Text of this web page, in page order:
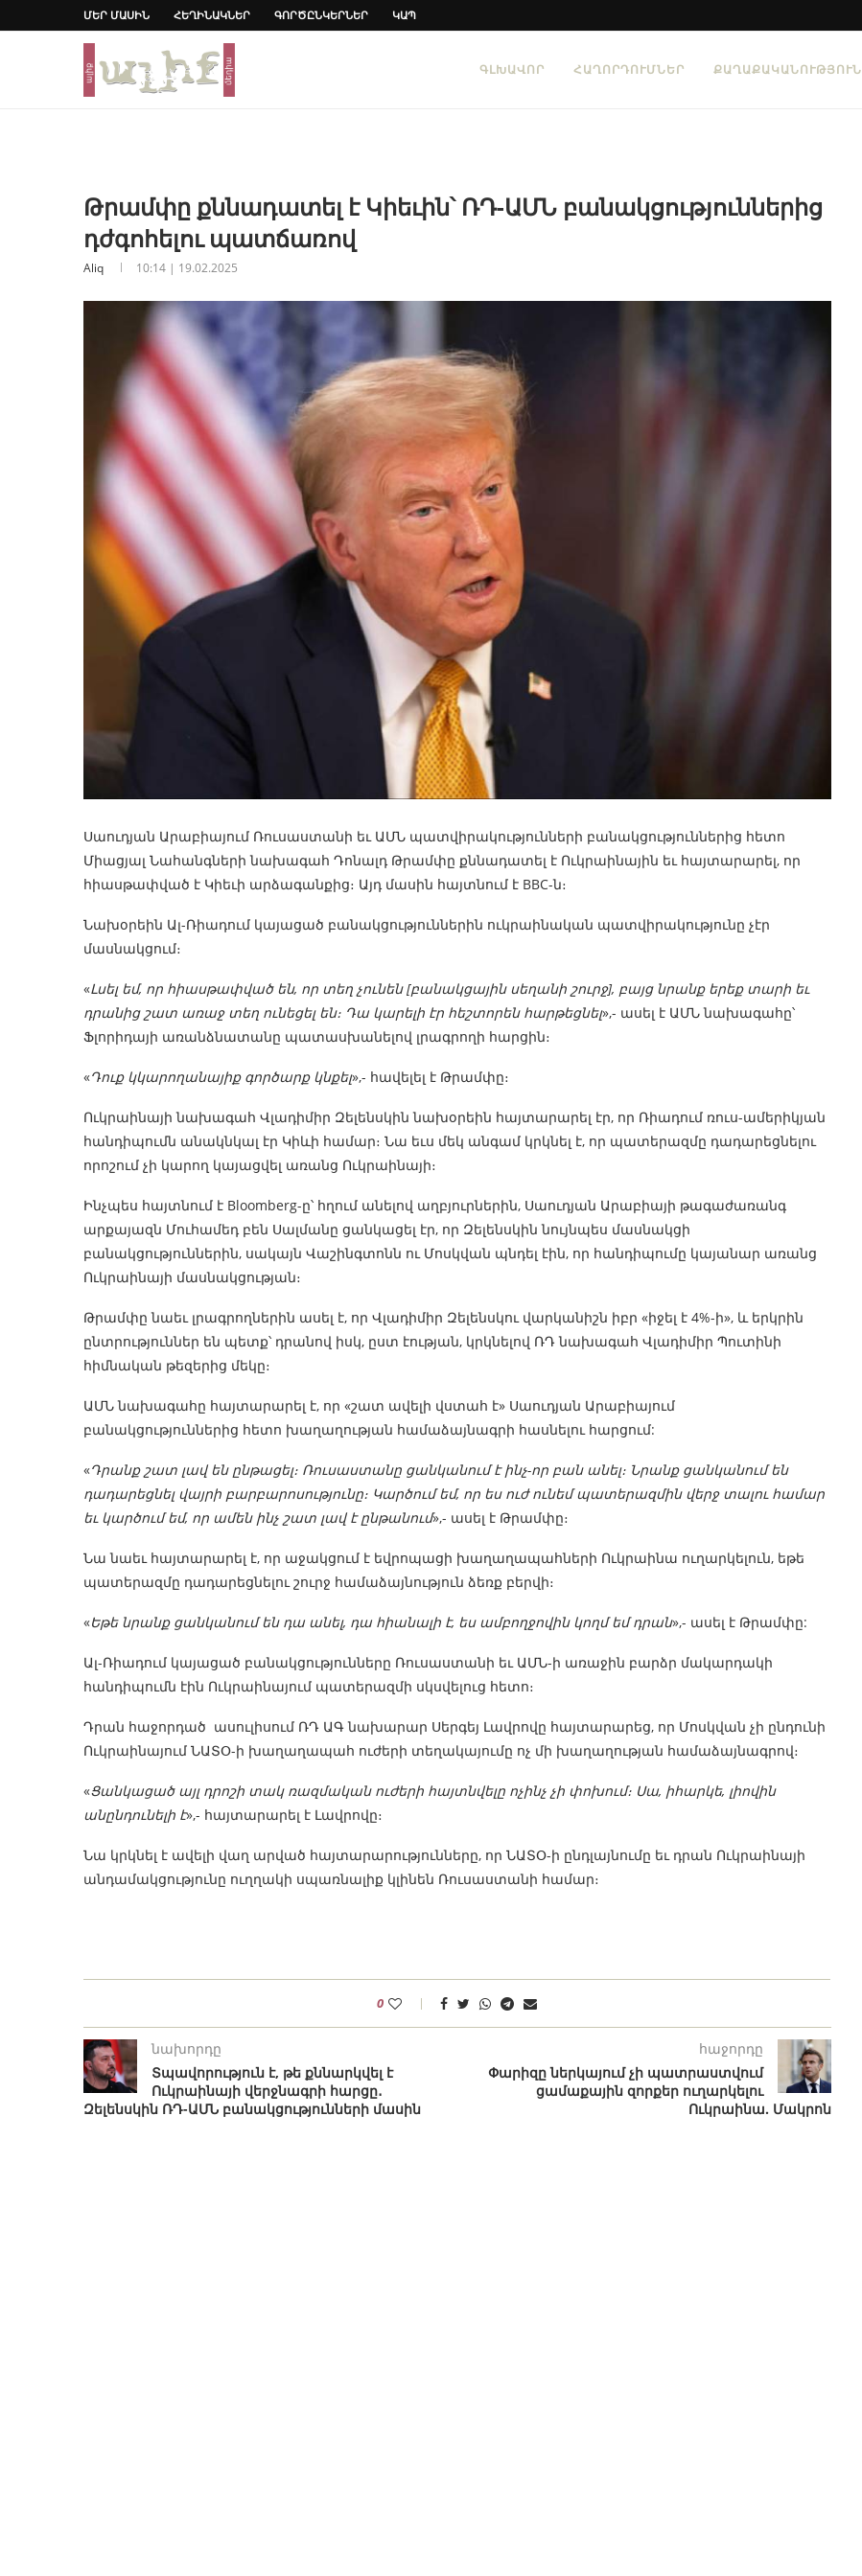
ՄԵՐ ՄԱՍԻՆ ՀԵՂԻՆԱԿՆԵՐ ԳՈՐԾԸՆԿԵՐՆԵՐ ԿԱՊ
ԳԼԽԱՎՈՐ ՀԱՂՈՐԴՈՒՄՆԵՐ ՔԱՂԱՔԱԿԱՆՈՒԹՅՈՒՆ
Թրամփը քննադատել է Կիեւին՝ ՌԴ-ԱՄՆ բանակցություններից
դժգոհելու պատճառով
Aliq 10:14 | 19.02.2025
Սաուդյան Արաբիայում Ռուսաստանի եւ ԱՄՆ պատվիրակությունների բանակցություններից հետո
Միացյալ Նահանգների նախագահ Դոնալդ Թրամփը քննադատել է Ուկրաինային եւ հայտարարել, որ
հիասթափված է Կիեւի արձագանքից։ Այդ մասին հայտնում է BBC-ն։
Նախօրեին Ալ-Ռիադում կայացած բանակցություններին ուկրաինական պատվիրակությունը չէր
մասնակցում։
«Լսել եմ, որ հիասթափված են, որ տեղ չունեն [բանակցային սեղանի շուրջ], բայց նրանք երեք տարի եւ
դրանից շատ առաջ տեղ ունեցել են։ Դա կարելի էր հեշտորեն հարթեցնել»,- ասել է ԱՄՆ նախագահը՝
Ֆլորիդայի առանձնատանը պատասխանելով լրագրողի հարցին։
«Դուք կկարողանայիք գործարք կնքել»,- հավելել է Թրամփը։
Ուկրաինայի նախագահ Վլադիմիր Զելենսկին նախօրեին հայտարարել էր, որ Ռիադում ռուս-ամերիկյան
հանդիպումն անակնկալ էր Կիևի համար։ Նա եւս մեկ անգամ կրկնել է, որ պատերազմը դադարեցնելու
որոշում չի կարող կայացվել առանց Ուկրաինայի։
Ինչպես հայտնում է Bloomberg-ը՝ հղում անելով աղբյուրներին, Սաուդյան Արաբիայի թագաժառանգ
արքայազն Մուհամեդ բեն Սալմանը ցանկացել էր, որ Զելենսկին նույնպես մասնակցի
բանակցություններին, սակայն Վաշինգտոնն ու Մոսկվան պնդել էին, որ հանդիպումը կայանար առանց
Ուկրաինայի մասնակցության։
Թրամփը նաեւ լրագրողներին ասել է, որ Վլադիմիր Զելենսկու վարկանիշն իբր «իջել է 4%-ի», և երկրին
ընտրություններ են պետք՝ դրանով իսկ, ըստ էության, կրկնելով ՌԴ նախագահ Վլադիմիր Պուտինի
հիմնական թեզերից մեկը։
ԱՄՆ նախագահը հայտարարել է, որ «շատ ավելի վստահ է» Սաուդյան Արաբիայում
բանակցություններից հետո խաղաղության համաձայնագրի հասնելու հարցում:
«Դրանք շատ լավ են ընթացել։ Ռուսաստանը ցանկանում է ինչ-որ բան անել։ Նրանք ցանկանում են
դադարեցնել վայրի բարբարոսությունը։ Կարծում եմ, որ ես ուժ ունեմ պատերազմին վերջ տալու համար
եւ կարծում եմ, որ ամեն ինչ շատ լավ է ընթանում»,- ասել է Թրամփը։
Նա նաեւ հայտարարել է, որ աջակցում է եվրոպացի խաղաղապահների Ուկրաինա ուղարկելուն, եթե
պատերազմը դադարեցնելու շուրջ համաձայնություն ձեռք բերվի։
«Եթե նրանք ցանկանում են դա անել, դա հիանալի է, ես ամբողջովին կողմ եմ դրան»,- ասել է Թրամփը:
Ալ-Ռիադում կայացած բանակցությունները Ռուսաստանի եւ ԱՄՆ-ի առաջին բարձր մակարդակի
հանդիպումն էին Ուկրաինայում պատերազմի սկսվելուց հետո։
Դրան հաջորդած ասուլիսում ՌԴ ԱԳ նախարար Սերգեյ Լավրովը հայտարարեց, որ Մոսկվան չի ընդունի
Ուկրաինայում ՆԱՏՕ-ի խաղաղապահ ուժերի տեղակայումը ոչ մի խաղաղության համաձայնագրով։
«Ցանկացած այլ դրոշի տակ ռազմական ուժերի հայտնվելը ոչինչ չի փոխում։ Սա, իհարկե, լիովին
անընդունելի է»,- հայտարարել է Լավրովը։
Նա կրկնել է ավելի վաղ արված հայտարարությունները, որ ՆԱՏՕ-ի ընդլայնումը եւ դրան Ուկրաինայի
անդամակցությունը ուղղակի սպառնալիք կլինեն Ռուսաստանի համար։
0
նախորդը
Տպավորություն է, թե քննարկվել է
Ուկրաինայի վերջնագրի հարցը․
Զելենսկին ՌԴ-ԱՄՆ բանակցությունների մասին
հաջորդը
Փարիզը ներկայում չի պատրաստվում
ցամաքային զորքեր ուղարկելու
Ուկրաինա. Մակրոն